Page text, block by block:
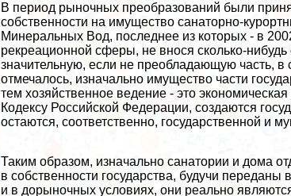
В период рыночных преобразований были
собственности на имущество санаторно-
Минеральных Вод, последнее из которых - в
рекреационной сферы, не внося сколько-
значительную, если не преобладающую часть,
отмечалось, изначально имущество части
тем хозяйственное ведение - это
Кодексу Российской Федерации, создаются
остаются, соответственно, государственной и
Таким образом, изначально санатории и дома
в собственности государства, будучи
и в дорыночных условиях, они реально